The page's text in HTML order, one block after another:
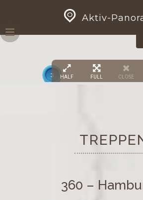
content
Aktiv-
3 HALF FULL CLOSE
360 –